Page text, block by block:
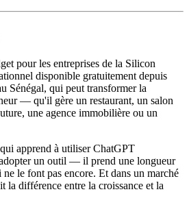
pour les entreprises de la Silicon
disponible gratuitement depuis
Sénégal, qui peut transformer la
— qu'il gère un restaurant, un salon
une agence immobilière ou un
apprend à utiliser ChatGPT
un outil — il prend une longueur
le font pas encore. Et dans un marché
la différence entre la croissance et la